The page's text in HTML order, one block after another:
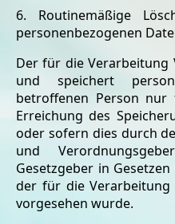
6. Routinemäßige
personenbezogenen
Der für die
und speichert
betroffenen Person
Erreichung des
oder sofern dies durch
und
Gesetzgeber in
der für die
vorgesehen wurde.